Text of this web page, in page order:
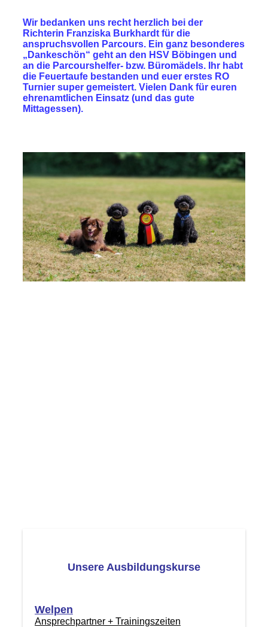
Wir bedanken uns recht herzlich bei der
Richterin Franziska Burkhardt für die
anspruchsvollen Parcours. Ein ganz besonderes
„Dankeschön“ geht an den HSV Böbingen und
an die Parcourshelfer- bzw. Büromädels. Ihr habt
die Feuertaufe bestanden und euer erstes RO
Turnier super gemeistert. Vielen Dank für euren
ehrenamtlichen Einsatz (und das gute
Mittagessen).
Unsere Ausbildungskurse
Welpen
Ansprechpartner + Trainingszeiten